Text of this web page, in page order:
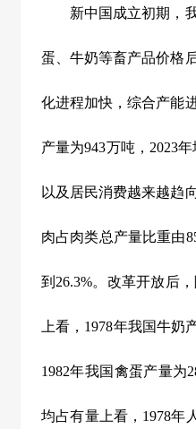
新中国成立初期，我
蛋、牛奶等畜产品价格
化进程加快，综合产能
产量为943万吨， 2023年
以及居民消费越来越趋
肉占肉类总产量比重由
到 26.3%。改革开放后
上看， 1978年我国牛奶
1982年我国禽蛋产量为
均占有量上看， 1978年